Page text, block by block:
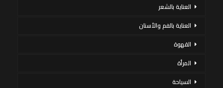
العناية بالشعر
العناية بالفم والأسنان
القهوة
المرأة
السياحة